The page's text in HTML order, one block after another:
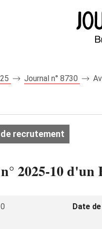
Journal n° 8730
recrutement
2025-10
Date